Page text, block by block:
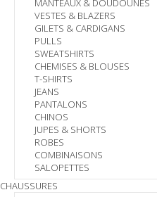
MANTEAUX & DOUDOUNES
VESTES & BLAZERS
GILETS & CARDIGANS
PULLS
SWEATSHIRTS
CHEMISES & BLOUSES
T-SHIRTS
JEANS
PANTALONS
CHINOS
JUPES & SHORTS
ROBES
COMBINAISONS
SALOPETTES
CHAUSSURES